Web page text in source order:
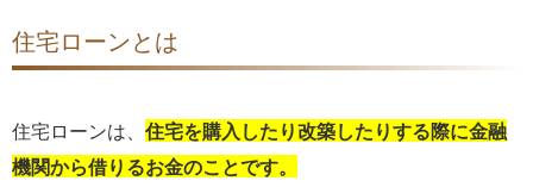
住宅ローンとは
住宅ローンは、 住宅を購入したり改築したりする際に金融
機関から借りるお金のことです。